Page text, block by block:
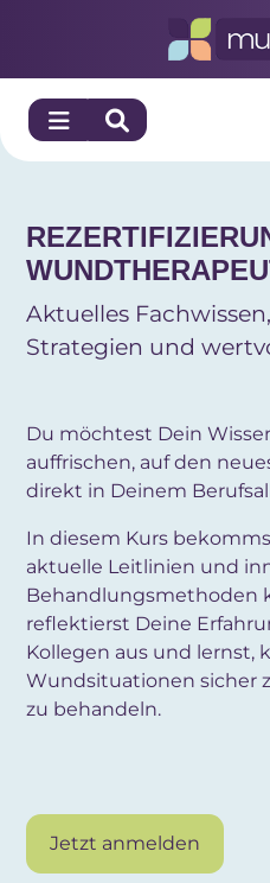
Aktuelles
Strategien und
Du möchtest Dein
auffrischen, auf den
direkt in Deinem
In diesem Kurs
aktuelle Leitlinien und
Behandlungsmethoden
reflektierst Deine
Kollegen aus und lernst,
Wundsituationen sicher
zu behandeln.
Jetzt anmelden